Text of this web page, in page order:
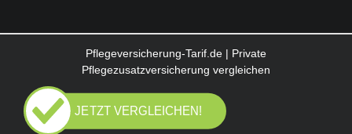
Pflegeversicherung-Tarif.de | Private
Pflegezusatzversicherung vergleichen
JETZT VERGLEICHEN!